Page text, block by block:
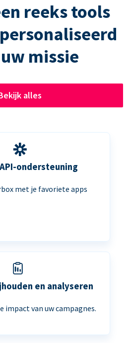
reeks tools
missie
alles
ondersteuning
met je favoriete apps
en analyseren
impact van uw campagnes.